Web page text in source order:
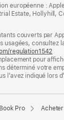
européenne :
Estate, Hollyhill,
couverts par
usagées, consultez
regulation1542
une
pour
déterminé votre
l’avez indiqué lors
Pro